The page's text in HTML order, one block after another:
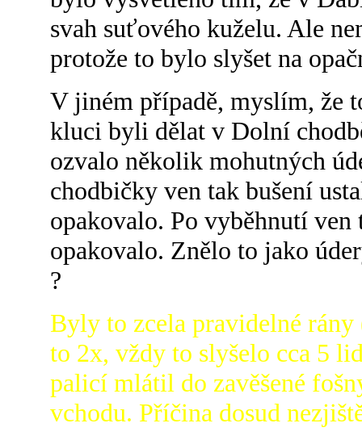
svah suťového kuželu. Ale
protože to bylo slyšet na
V jiném případě, myslím, že
kluci byli dělat v Dolní
ozvalo několik mohutných
chodbičky ven tak bušení
opakovalo. Po vyběhnutí
opakovalo. Znělo to jako
?
Byly to zcela pravidelné
to 2x, vždy to slyšelo cca 5
palicí mlátil do zavěšené
vchodu. Příčina dosud